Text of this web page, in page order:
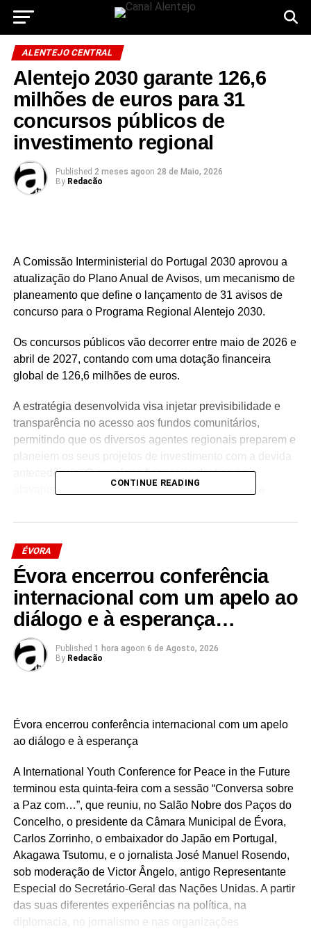
ALENTEJO CENTRAL
Alentejo 2030 garante 126,6
milhões de euros para 31
concursos públicos de
investimento regional
Published 2 meses agoon 28 de Maio, 2026
By Redacão
A Comissão Interministerial do Portugal 2030 aprovou a
atualização do Plano Anual de Avisos, um mecanismo de
planeamento que define o lançamento de 31 avisos de
concurso para o Programa Regional Alentejo 2030.
Os concursos públicos vão decorrer entre maio de 2026 e
abril de 2027, contando com uma dotação financeira
global de 126,6 milhões de euros.
A estratégia desenvolvida visa injetar previsibilidade e
transparência no acesso aos fundos comunitários,
permitindo que os diversos agentes regionais preparem e
antecedência. O envelope financeiro destina-se a
alavancar a competitividade, a sustentabilidade e a
beneficiários, que inclui desde empresas privadas e
organizações da economia social até autarquias,
entidades públicas, instituições de ensino superior e
centros de investigação científica.
Entre as principais linhas de financiamento programadas
destacam-se os apoios à inovação produtiva, transição
justa e economia circular, além de investimentos robustos
Alentejo. O plano contempla ainda verbas para a
reabilitação urbana, conservação da biodiversidade,
adaptação às alterações climáticas e eficiência dos
serviços públicos locais.
A informação pormenorizada sobre os critérios de
elegibilidade e as regras de financiamento será
disponibilizada individualmente com a abertura de cada
concurso, podendo o plano global ser consultado no
portal oficial do programa.
CONTINUE READING
ÉVORA
Évora encerrou conferência
internacional com um apelo ao
diálogo e à esperança…
Published 1 hora agoon 6 de Agosto, 2026
By Redacão
Évora encerrou conferência internacional com um apelo
ao diálogo e à esperança
A International Youth Conference for Peace in the Future
terminou esta quinta-feira com a sessão “Conversa sobre
a Paz com…”, que reuniu, no Salão Nobre dos Paços do
Concelho, o presidente da Câmara Municipal de Évora,
Carlos Zorrinho, o embaixador do Japão em Portugal,
Akagawa Tsutomu, e o jornalista José Manuel Rosendo,
sob moderação de Victor Ângelo, antigo Representante
Especial do Secretário-Geral das Nações Unidas. A partir
das suas diferentes experiências na política, na
diplomacia, no jornalismo e nas organizações